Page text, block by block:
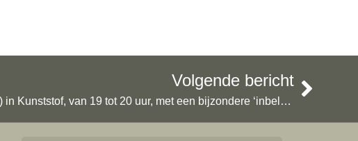
Volgende bericht
Morgen (6 december) in Kunststof, van 19 tot 20 uur, met een bijzondere ‘inbelster’